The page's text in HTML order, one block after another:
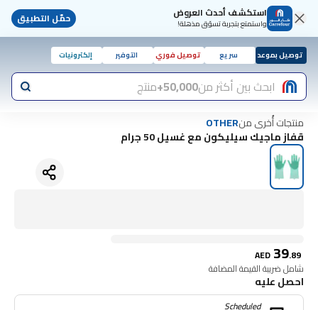
استكشف أحدث العروض
واستمتع بتجربة تسوّق مذهلة! حمّل التطبيق
توصيل بموعد سريع توصيل فوري التوفير إلكترونيات
ابحث بين أكثر من50,000+ منتج
منتجات أُخرى منOTHER
قفاز ماجيك سيليكون مع غسيل 50 جرام
AED 39.89
شامل ضريبة القيمة المضافة
احصل عليه
Scheduled